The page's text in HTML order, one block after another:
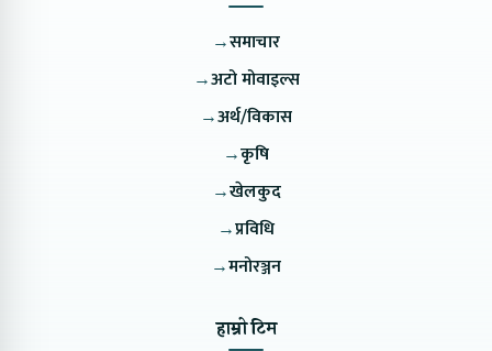
→समाचार
→अटो मोवाइल्स
→अर्थ/विकास
→कृषि
→खेलकुद
→प्रविधि
→मनोरञ्जन
हाम्रो टिम